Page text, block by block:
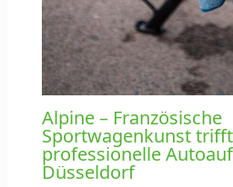
Alpine – Französische
Sportwagenkunst
professionelle
Düsseldorf